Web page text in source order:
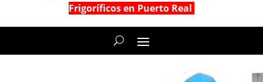
Frigoríficos en Puerto Real